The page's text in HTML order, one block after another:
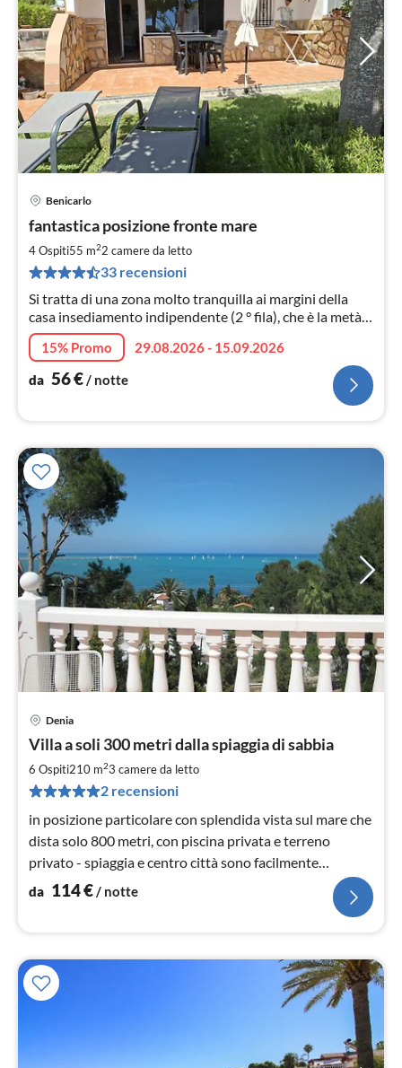
Benicarlo
fantastica posizione fronte mare
4 Ospiti55 m22 camere da letto
33 recensioni
Si tratta di una zona molto tranquilla ai margini della
casa insediamento indipendente (2 ° fila), che è la metà
legata al vicino di casa verso il basso.
15% Promo
29.08.2026 - 15.09.2026
da 56€/ notte
Denia
Villa a soli 300 metri dalla spiaggia di sabbia
6 Ospiti210 m23 camere da letto
2 recensioni
in posizione particolare con splendida vista sul mare che
dista solo 800 metri, con piscina privata e terreno
privato - spiaggia e centro città sono facilmente
raggiungibili a piedi ....
da 114€/ notte